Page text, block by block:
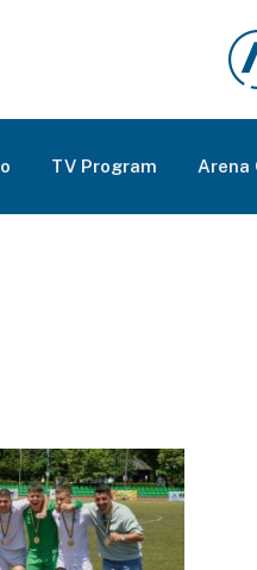
TV Program Arena